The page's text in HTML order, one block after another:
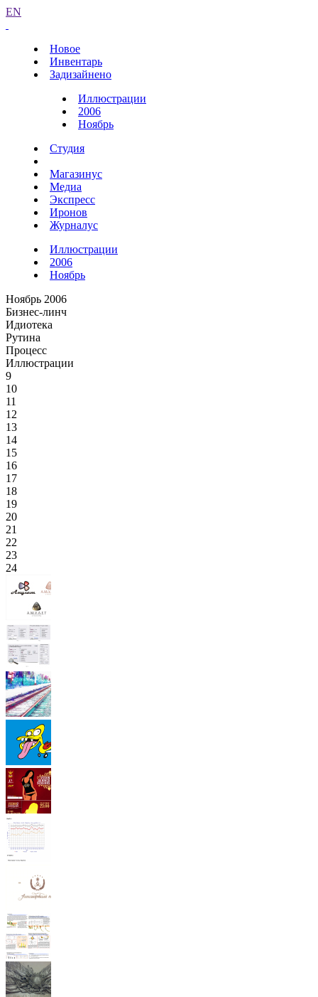
EN
Новое
Инвентарь
Задизайнено
Иллюстрации
2006
Ноябрь
Студия
Магазинус
Медиа
Экспресс
Иронов
Журналус
Иллюстрации
2006
Ноябрь
Ноябрь 2006
Бизнес-линч
Идиотека
Рутина
Процесс
Иллюстрации
9
10
11
12
13
14
15
16
17
18
19
20
21
22
23
24